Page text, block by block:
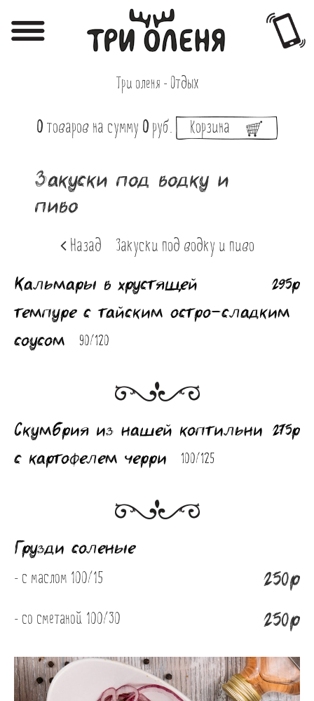
Фотоотчёты
Акции
Наши заведения
Вакансии
Банкеты
Интерьер
Три оленя - Отдых
0 товаров на сумму 0 руб. Корзина
Закуски под водку и
пиво
Назад Закуски под водку и пиво
295р
Кальмары в хрустящей
темпуре с тайским остро-сладким
соусом
90/120
275р
Скумбрия из нашей коптильни
с картофелем черри
100/125
Грузди соленые
- с маслом 100/15 250р
- со сметаной 100/30 250р